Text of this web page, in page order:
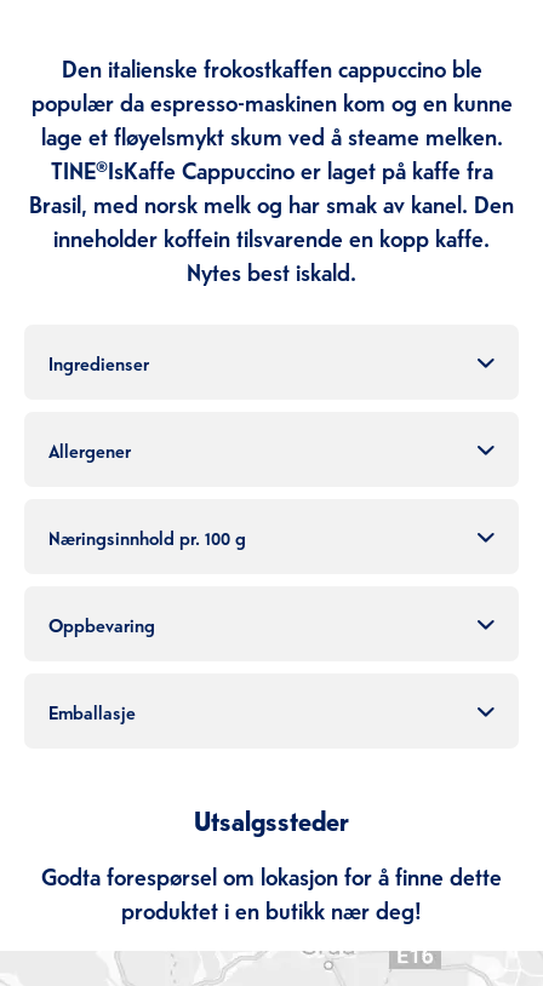
Den italienske frokostkaffen cappuccino ble
populær da espresso-maskinen kom og en kunne
lage et fløyelsmykt skum ved å steame melken.
TINE®IsKaffe Cappuccino er laget på kaffe fra
Brasil, med norsk melk og har smak av kanel. Den
inneholder koffein tilsvarende en kopp kaffe.
Nytes best iskald.
Ingredienser
Allergener
Næringsinnhold pr. 100 g
Oppbevaring
Emballasje
Utsalgssteder
Godta forespørsel om lokasjon for å finne dette
produktet i en butikk nær deg!